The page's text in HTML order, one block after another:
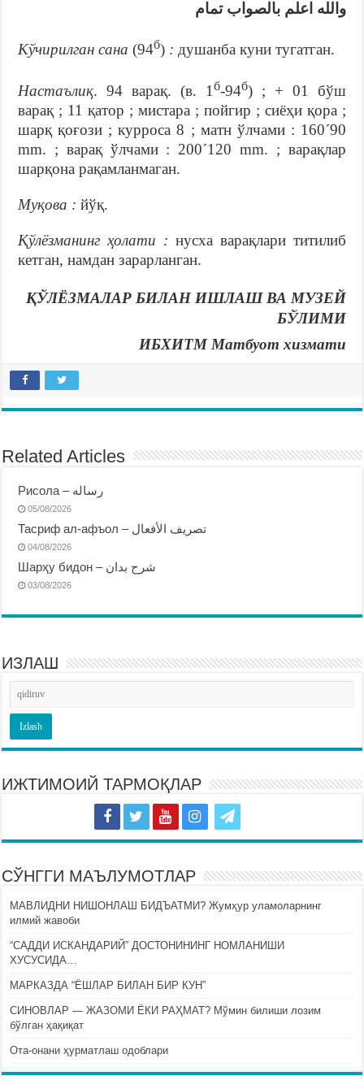
والله اعلم بالصواب تمام
Кўчирилган сана(94б) :душанба куни тугатган.
Настаълиқ. 94 варақ. (в. 1 б-94б) ; + 01 бўш
варақ ; 11 қатор ; мистара ; пойгир ; сиёҳи қора ;
шарқ қоғози ; курроса 8 ; матн ўлчами : 160´90
mm. ; варақ ўлчами : 200´120 mm. ; варақлар
шарқона рақамланмаган.
Муқова : йўқ.
Қўлёзманинг ҳолати : нусха варақлари титилиб
кетган, намдан зарарланган.
ҚЎЛЁЗМАЛАР БИЛАН ИШЛАШ ВА МУЗЕЙ
БЎЛИМИ
ИБХИТМ Матбуот хизмати
Related Articles
Рисола – رساله
05/08/2026
Тасриф ал-афъол – تصريف الأفعال
04/08/2026
Шарҳу бидон – شرح بدان
03/08/2026
ИЗЛАШ
ИЖТИМОИЙ ТАРМОҚЛАР
СЎНГГИ МАЪЛУМОТЛАР
МАВЛИДНИ НИШОНЛАШ БИДЪАТМИ? Жумҳур уламоларнинг
илмий жавоби
“САДДИ ИСКАНДАРИЙ” ДОСТОНИНИНГ НОМЛАНИШИ
ХУСУСИДА…
МАРКАЗДА “ЁШЛАР БИЛАН БИР КУН”
СИНОВЛАР — ЖАЗОМИ ЁКИ РАҲМАТ? Мўмин билиши лозим
бўлган ҳақиқат
Ота-онани ҳурматлаш одоблари